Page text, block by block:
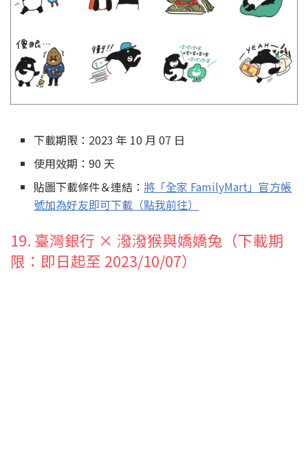
下載期限：2023 年 10 月 07 日
使用效期：90 天
貼圖下載條件＆連結： 將「全家 FamilyMart」官方帳
號加為好友即可下載（點我前往）
19. 臺灣銀行 × 潑潑猴與嬌嬌兔（下載期
限：即日起至 2023/10/07）